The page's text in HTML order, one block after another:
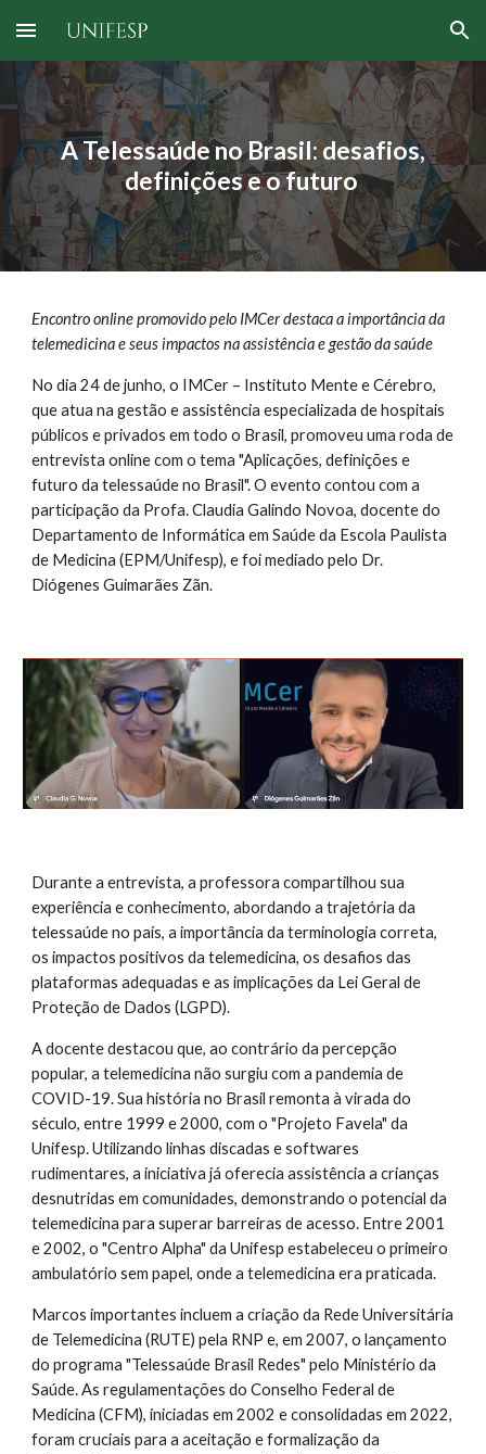
Skip to main content Skip to navigation
A Telessaúde no Brasil: desafios,
definições e o futuro
Encontro online promovido pelo IMCer destaca a importância da
telemedicina e seus impactos na assistência e gestão da saúde
No dia 24 de junho, o IMCer – Instituto Mente e Cérebro,
que atua na gestão e assistência especializada de hospitais
públicos e privados em todo o Brasil, promoveu uma roda de
entrevista online com o tema "Aplicações, definições e
futuro da telessaúde no Brasil". O evento contou com a
participação da Profa. Claudia Galindo Novoa, docente do
Departamento de Informática em Saúde da Escola Paulista
de Medicina (EPM/Unifesp), e foi mediado pelo Dr.
Diógenes Guimarães Zãn.
Durante a entrevista, a professora compartilhou sua
experiência e conhecimento, abordando a trajetória da
telessaúde no país, a importância da terminologia correta,
os impactos positivos da telemedicina, os desafios das
plataformas adequadas e as implicações da Lei Geral de
Proteção de Dados (LGPD).
A docente destacou que, ao contrário da percepção
popular, a telemedicina não surgiu com a pandemia de
COVID-19. Sua história no Brasil remonta à virada do
século, entre 1999 e 2000, com o "Projeto Favela" da
Unifesp. Utilizando linhas discadas e softwares
rudimentares, a iniciativa já oferecia assistência a crianças
desnutridas em comunidades, demonstrando o potencial da
telemedicina para superar barreiras de acesso. Entre 2001
e 2002, o "Centro Alpha" da Unifesp estabeleceu o primeiro
ambulatório sem papel, onde a telemedicina era praticada.
Marcos importantes incluem a criação da Rede Universitária
de Telemedicina (RUTE) pela RNP e, em 2007, o lançamento
do programa "Telessaúde Brasil Redes" pelo Ministério da
Saúde. As regulamentações do Conselho Federal de
Medicina (CFM), iniciadas em 2002 e consolidadas em 2022,
foram cruciais para a aceitação e formalização da